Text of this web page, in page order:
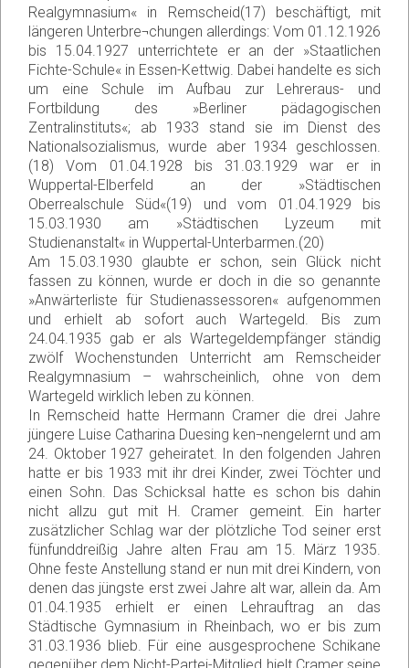
Realgymnasium« in Remscheid(17) beschäftigt, mit
längeren Unterbre¬chungen allerdings: Vom 01.12.1926
bis 15.04.1927 unterrichtete er an der »Staatlichen
Fichte-Schule« in Essen-Kettwig. Dabei handelte es sich
um eine Schule im Aufbau zur Lehreraus- und
Fortbildung des »Berliner pädagogischen
Zentralinstituts«; ab 1933 stand sie im Dienst des
Nationalsozialismus, wurde aber 1934 geschlossen.
(18) Vom 01.04.1928 bis 31.03.1929 war er in
Wuppertal-Elberfeld an der »Städtischen
Oberrealschule Süd«(19) und vom 01.04.1929 bis
15.03.1930 am »Städtischen Lyzeum mit
Studienanstalt« in Wuppertal-Unterbarmen.(20)
Am 15.03.1930 glaubte er schon, sein Glück nicht
fassen zu können, wurde er doch in die so genannte
»Anwärterliste für Studienassessoren« aufgenommen
und erhielt ab sofort auch Wartegeld. Bis zum
24.04.1935 gab er als Wartegeldempfänger ständig
zwölf Wochenstunden Unterricht am Remscheider
Realgymnasium – wahrscheinlich, ohne von dem
Wartegeld wirklich leben zu können.
In Remscheid hatte Hermann Cramer die drei Jahre
jüngere Luise Catharina Duesing ken¬nengelernt und am
24. Oktober 1927 geheiratet. In den folgenden Jahren
hatte er bis 1933 mit ihr drei Kinder, zwei Töchter und
einen Sohn. Das Schicksal hatte es schon bis dahin
nicht allzu gut mit H. Cramer gemeint. Ein harter
zusätzlicher Schlag war der plötzliche Tod seiner erst
fünfunddreißig Jahre alten Frau am 15. März 1935.
Ohne feste Anstellung stand er nun mit drei Kindern, von
denen das jüngste erst zwei Jahre alt war, allein da. Am
01.04.1935 erhielt er einen Lehrauftrag an das
Städtische Gymnasium in Rheinbach, wo er bis zum
31.03.1936 blieb. Für eine ausgesprochene Schikane